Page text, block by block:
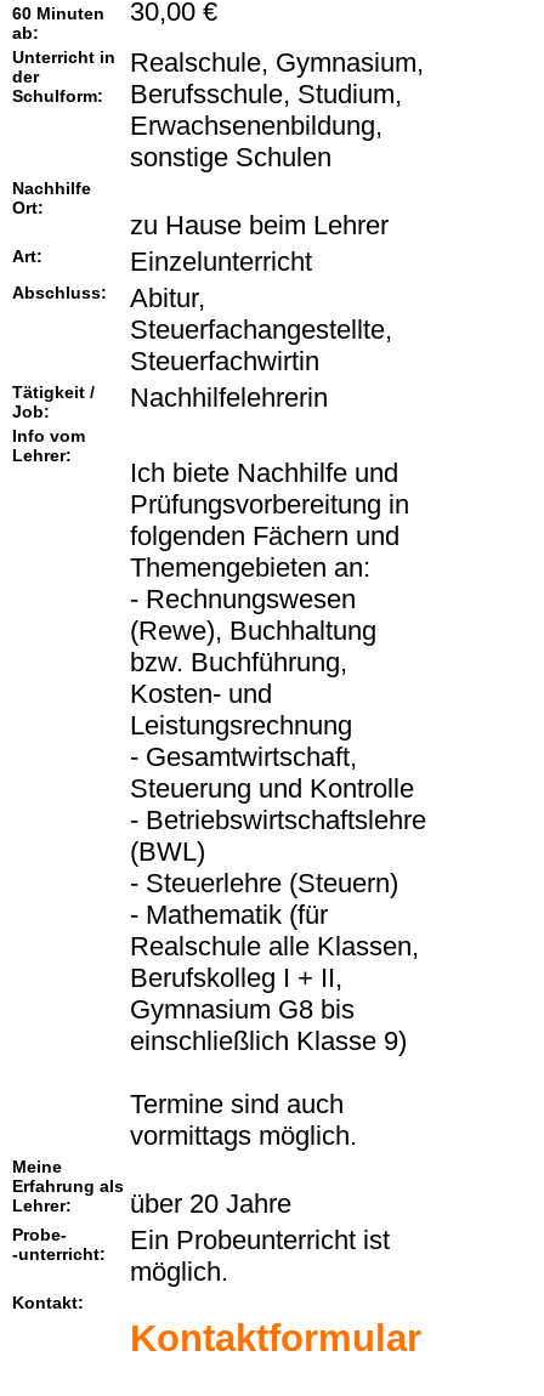
60 Minuten
ab:
30,00 €
Unterricht in
der
Schulform:
Realschule, Gymnasium,
Berufsschule, Studium,
Erwachsenenbildung,
sonstige Schulen
Nachhilfe
Ort:
zu Hause beim Lehrer
Art: Einzelunterricht
Abschluss:
Abitur,
Steuerfachangestellte,
Steuerfachwirtin
Tätigkeit /
Job:
Nachhilfelehrerin
Info vom
Lehrer:
Ich biete Nachhilfe und
Prüfungsvorbereitung in
folgenden Fächern und
Themengebieten an:
- Rechnungswesen
(Rewe), Buchhaltung
bzw. Buchführung,
Kosten- und
Leistungsrechnung
- Gesamtwirtschaft,
Steuerung und Kontrolle
- Betriebswirtschaftslehre
(BWL)
- Steuerlehre (Steuern)
- Mathematik (für
Realschule alle Klassen,
Berufskolleg I + II,
Gymnasium G8 bis
einschließlich Klasse 9)
Termine sind auch
vormittags möglich.
Meine
Erfahrung als
Lehrer:
über 20 Jahre
Probe-
-unterricht:
Ein Probeunterricht ist
möglich.
Kontakt:
Kontaktformular